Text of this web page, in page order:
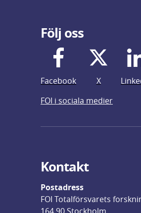
Följ oss
Facebook X
FOI i sociala medier
Kontakt
Postadress
FOI Totalförsvarets